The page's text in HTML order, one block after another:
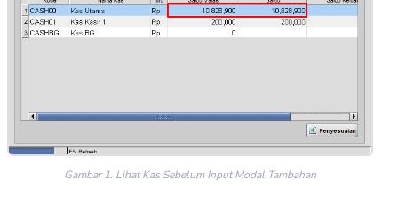
Gambar 1. Lihat Kas Sebelum Input Modal Tambahan